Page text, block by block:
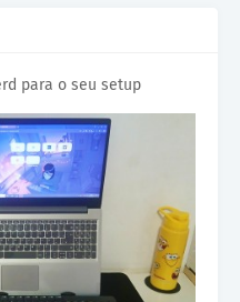
para o seu setup